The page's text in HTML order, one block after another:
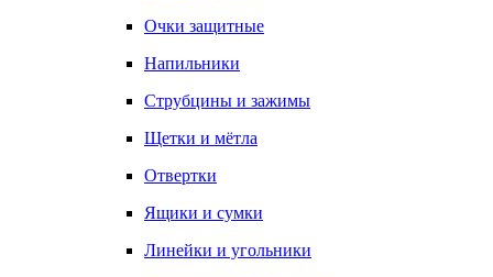
Очки защитные
Напильники
Струбцины и зажимы
Щетки и мётла
Отвертки
Ящики и сумки
Линейки и угольники